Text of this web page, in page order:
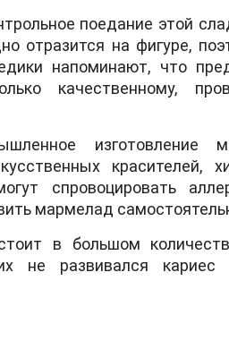
поедание этой
отразится на фигуре,
напоминают, что
качественному,
изготовление
красителей,
спровоцировать
мармелад
в большом
не развивался кариес